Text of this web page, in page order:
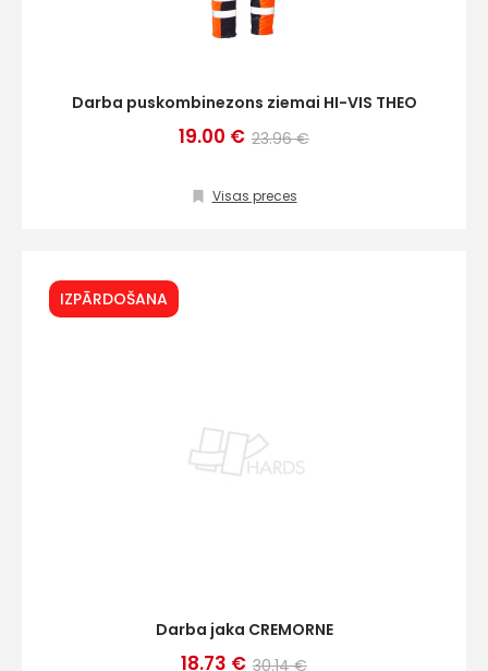
Darba puskombinezons ziemai HI-VIS THEO
19.00 € 23.96 €
Visas preces
IZPĀRDOŠANA
Darba jaka CREMORNE
18.73 € 30.14 €